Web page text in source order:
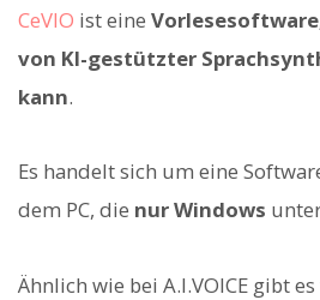
CeVIO ist eine
von KI-gestützter
kann.
Es handelt sich um eine
dem PC, die nur Windows
Ähnlich wie bei A.I.VOICE gibt